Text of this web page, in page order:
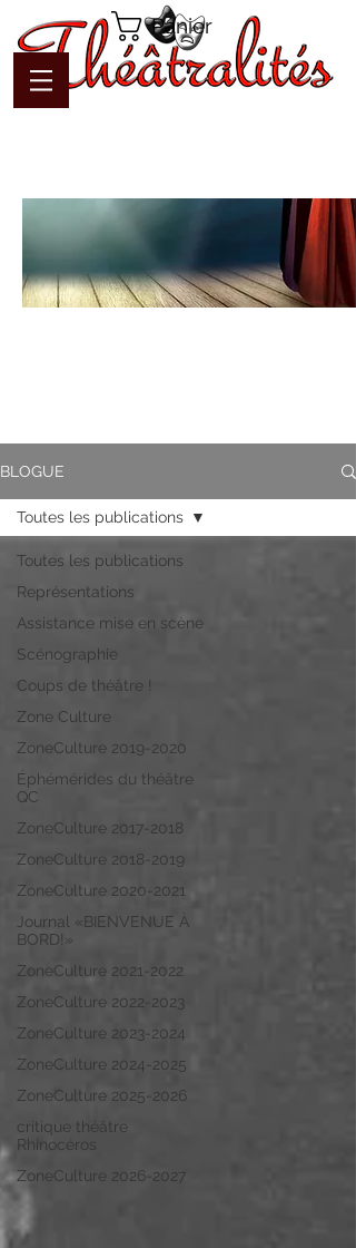
Panier
BLOGUE
Toutes les publications
Représentations
Assistance mise en scène
Scénographie
Coups de théâtre !
Zone Culture
ZoneCulture 2019-2020
Éphémérides du théâtre
QC
ZoneCulture 2017-2018
ZoneCulture 2018-2019
ZoneCulture 2020-2021
Journal «BIENVENUE À
BORD!»
ZoneCulture 2021-2022
ZoneCulture 2022-2023
ZoneCulture 2023-2024
ZoneCulture 2024-2025
ZoneCulture 2025-2026
critique théâtre
Rhinocéros
ZoneCulture 2026-2027
Toutes les publications